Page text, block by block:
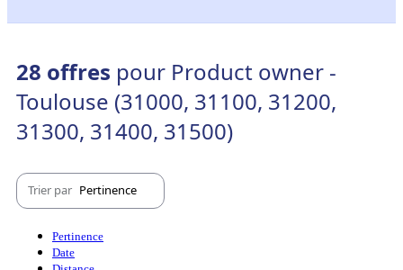
28 offres pour Product owner -
Toulouse (31000, 31100, 31200,
31300, 31400, 31500)
Trier par Pertinence
Pertinence
Date